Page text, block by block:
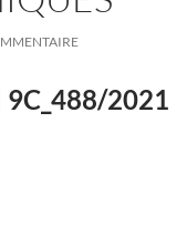
9C_488/2021